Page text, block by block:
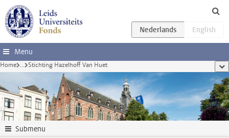
Ga direct naar de inhoud
Menu
Home ... Stichting Hazelhoff Van Huet
Submenu